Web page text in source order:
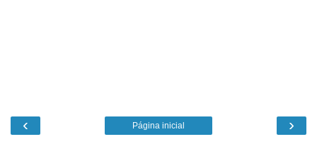
‹ ›
Página inicial